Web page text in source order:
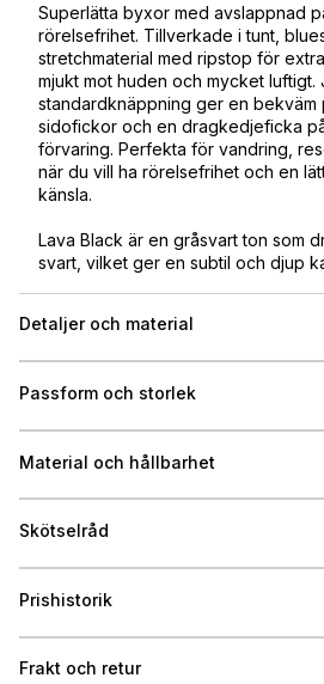
Superlätta byxor med avslappnad
rörelsefrihet. Tillverkade i tunt,
stretchmaterial med ripstop för
mjukt mot huden och mycket luftigt.
standardknäppning ger en bekväm
sidofickor och en dragkedjeficka
förvaring. Perfekta för vandring,
när du vill ha rörelsefrihet och en
känsla.
Lava Black är en gråsvart ton som
svart, vilket ger en subtil och djup
Detaljer och material
Passform och storlek
Material och hållbarhet
Skötselråd
Prishistorik
Frakt och retur